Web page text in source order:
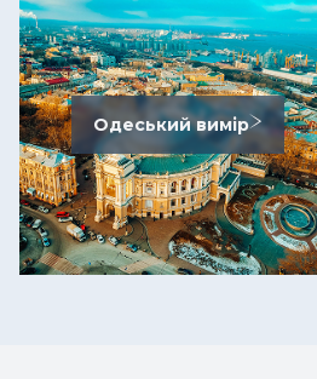
Одеський вимір